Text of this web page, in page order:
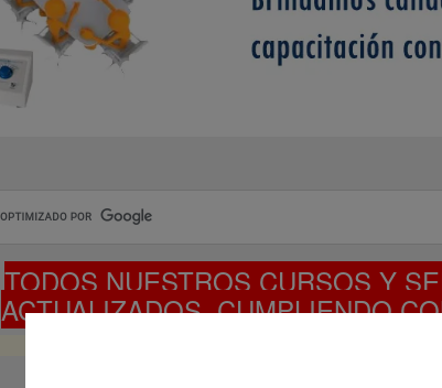
TODOS NUESTROS CURSOS Y
ACTUALIZADOS, CUMPLIENDO